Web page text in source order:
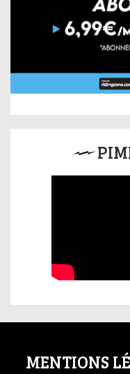
MENTIONS